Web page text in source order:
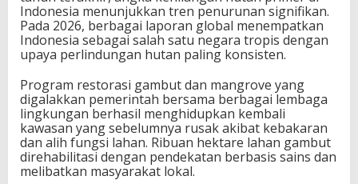
g
g
a
L
u
t
N
u
s
a
n
Indonesia menunjukkan tren penurunan signifikan.
Pada 2026, berbagai laporan global menempatkan
Indonesia sebagai salah satu negara tropis dengan
upaya perlindungan hutan paling konsisten.
Program restorasi gambut dan mangrove yang
digalakkan pemerintah bersama berbagai lembaga
lingkungan berhasil menghidupkan kembali
kawasan yang sebelumnya rusak akibat kebakaran
dan alih fungsi lahan. Ribuan hektare lahan gambut
direhabilitasi dengan pendekatan berbasis sains dan
melibatkan masyarakat lokal.